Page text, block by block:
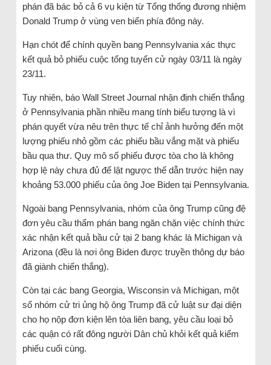
phán đã bác bỏ cả 6 vụ kiện từ Tổng thống đương nhiệm
Donald Trump ở vùng ven biển phía đông này.
Hạn chót để chính quyền bang Pennsylvania xác thực
kết quả bỏ phiếu cuộc tổng tuyển cử ngày 03/11 là ngày
23/11.
Tuy nhiên, báo Wall Street Journal nhận định chiến thắng
ở Pennsylvania phần nhiều mang tính biểu tượng là vì
phán quyết vừa nêu trên thực tế chỉ ảnh hưởng đến một
lượng phiếu nhỏ gồm các phiếu bầu vắng mặt và phiếu
bầu qua thư. Quy mô số phiếu được tòa cho là không
hợp lệ này chưa đủ để lật ngược thế dẫn trước hiện nay
khoảng 53.000 phiếu của ông Joe Biden tại Pennsylvania.
Ngoài bang Pennsylvania, nhóm của ông Trump cũng đệ
đơn yêu cầu thẩm phán bang ngăn chặn việc chính thức
xác nhận kết quả bầu cử tại 2 bang khác là Michigan và
Arizona (đều là nơi ông Biden được truyền thông dự báo
đã giành chiến thắng).
Còn tại các bang Georgia, Wisconsin và Michigan, một
số nhóm cử tri ủng hộ ông Trump đã cử luật sư đại diện
cho họ nộp đơn kiện lên tòa liên bang, yêu cầu loại bỏ
các quận có rất đông người Dân chủ khỏi kết quả kiểm
phiếu cuối cùng.